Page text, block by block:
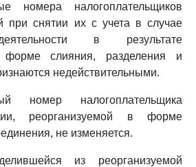
номера налогоплательщиков
при снятии их с учета в случае
в результате
форме слияния, разделения и
недействительными.
номер налогоплательщика
реорганизуемой в форме
не изменяется.
из реорганизуемой